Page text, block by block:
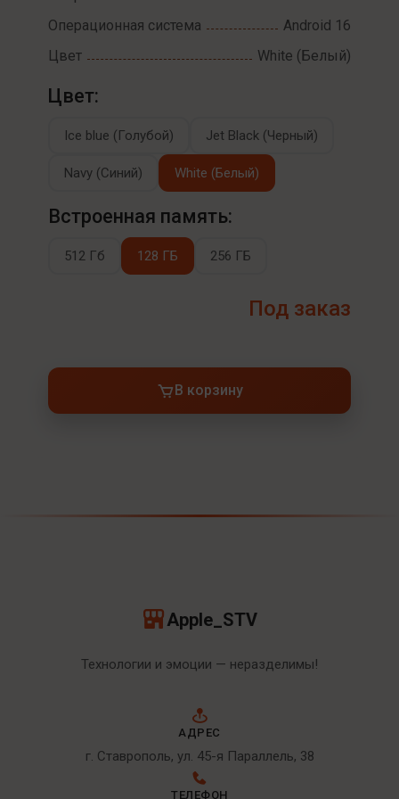
Операционная система
Android 16
Цвет
White (Белый)
Цвет:
Ice blue (Голубой) Jet Black (Черный)
Navy (Синий) White (Белый)
Встроенная память:
512 Гб 128 ГБ 256 ГБ
Под заказ
В корзину
Apple_STV
Технологии и эмоции — неразделимы!
АДРЕС
г. Ставрополь, ул. 45-я Параллель, 38
ТЕЛЕФОН